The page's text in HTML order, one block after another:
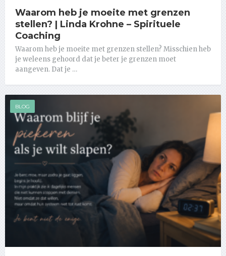
Waarom heb je moeite met grenzen
stellen? | Linda Krohne – Spirituele
Coaching
Waarom heb je moeite met grenzen stellen? Misschien heb
je weleens gehoord dat je beter je grenzen moet
aangeven. Dat je …
BLOG